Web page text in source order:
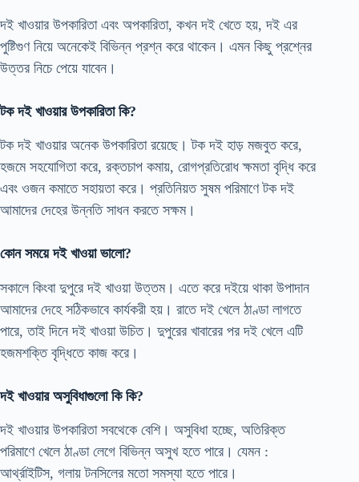
দই খাওয়ার উপকারিতা এবং অপকারিতা, কখন দই খেতে হয়, দই এর
পুষ্টিগুণ নিয়ে অনেকেই বিভিন্ন প্রশ্ন করে থাকেন। এমন কিছু প্রশ্নের
উত্তর নিচে পেয়ে যাবেন।
টক দই খাওয়ার উপকারিতা কি?
টক দই খাওয়ার অনেক উপকারিতা রয়েছে। টক দই হাড় মজবুত করে,
হজমে সহযোগিতা করে, রক্তচাপ কমায়, রোগপ্রতিরোধ ক্ষমতা বৃদ্ধি করে
এবং ওজন কমাতে সহায়তা করে। প্রতিনিয়ত সুষম পরিমাণে টক দই
আমাদের দেহের উন্নতি সাধন করতে সক্ষম।
কোন সময়ে দই খাওয়া ভালো?
সকালে কিংবা দুপুরে দই খাওয়া উত্তম। এতে করে দইয়ে থাকা উপাদান
আমাদের দেহে সঠিকভাবে কার্যকরী হয়। রাতে দই খেলে ঠাণ্ডা লাগতে
পারে, তাই দিনে দই খাওয়া উচিত। দুপুরের খাবারের পর দই খেলে এটি
হজমশক্তি বৃদ্ধিতে কাজ করে।
দই খাওয়ার অসুবিধাগুলো কি কি?
দই খাওয়ার উপকারিতা সবথেকে বেশি। অসুবিধা হচ্ছে, অতিরিক্ত
পরিমাণে খেলে ঠাণ্ডা লেগে বিভিন্ন অসুখ হতে পারে। যেমন :
আর্থ্রাইটিস, গলায় টনসিলের মতো সমস্যা হতে পারে।